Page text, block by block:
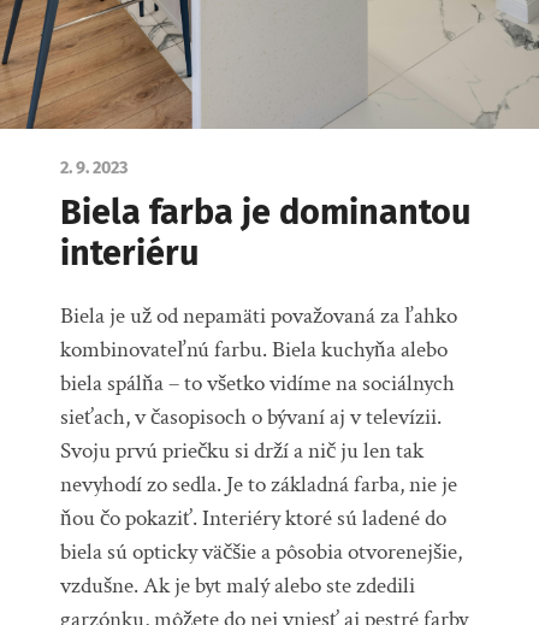
2. 9. 2023
Biela farba je dominantou
interiéru
Biela je už od nepamäti považovaná za ľahko
kombinovateľnú farbu. Biela kuchyňa alebo
biela spálňa – to všetko vidíme na sociálnych
sieťach, v časopisoch o bývaní aj v televízii.
Svoju prvú priečku si drží a nič ju len tak
nevyhodí zo sedla. Je to základná farba, nie je
ňou čo pokaziť. Interiéry ktoré sú ladené do
biela sú opticky väčšie a pôsobia otvorenejšie,
vzdušne. Ak je byt malý alebo ste zdedili